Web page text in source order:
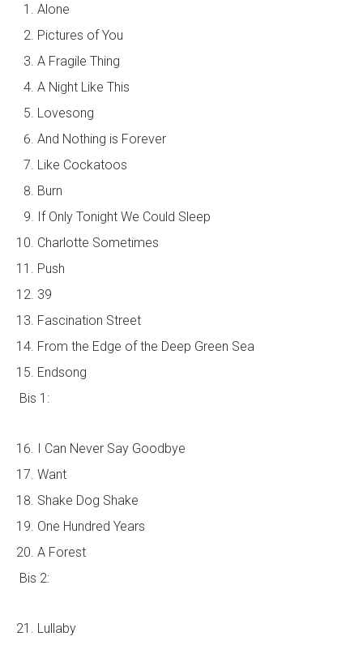
Alone
Pictures of You
A Fragile Thing
A Night Like This
Lovesong
And Nothing is Forever
Like Cockatoos
Burn
If Only Tonight We Could Sleep
Charlotte Sometimes
Push
39
Fascination Street
From the Edge of the Deep Green Sea
Endsong
Bis 1:
I Can Never Say Goodbye
Want
Shake Dog Shake
One Hundred Years
A Forest
Bis 2:
Lullaby